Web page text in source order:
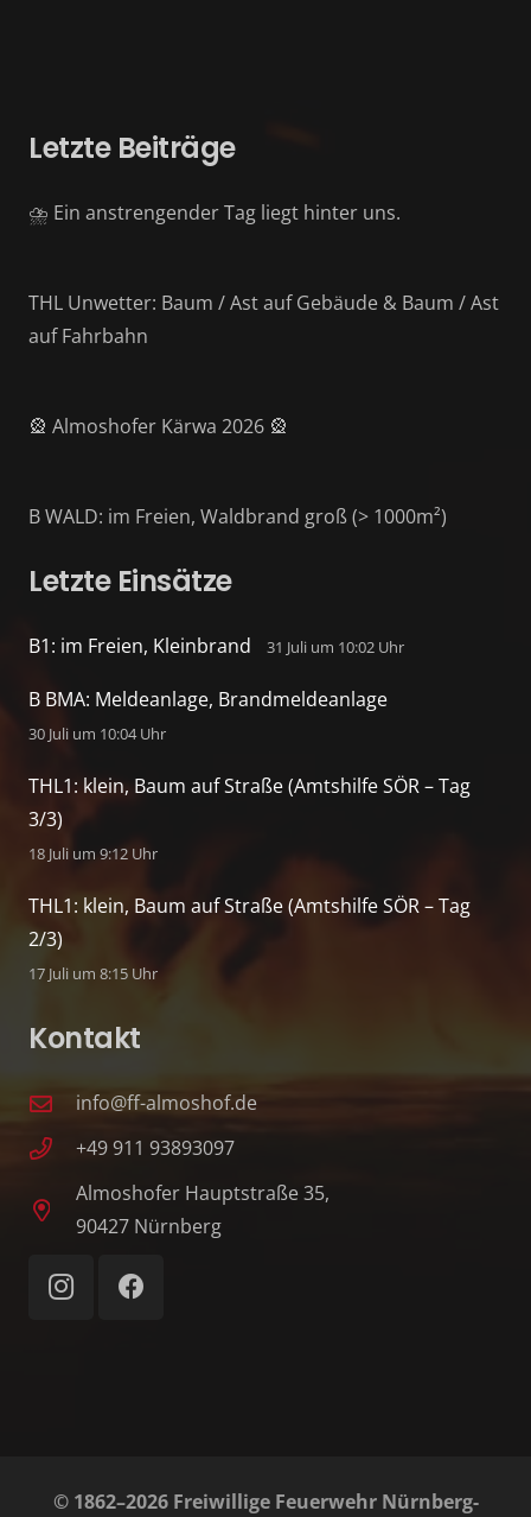
Letzte Beiträge
⛈️ Ein anstrengender Tag liegt hinter uns.
THL Unwetter: Baum / Ast auf Gebäude & Baum / Ast
auf Fahrbahn
🎡 Almoshofer Kärwa 2026 🎡
B WALD: im Freien, Waldbrand groß (> 1000m²)
Letzte Einsätze
B1: im Freien, Kleinbrand 31 Juli um 10:02 Uhr
B BMA: Meldeanlage, Brandmeldeanlage
30 Juli um 10:04 Uhr
THL1: klein, Baum auf Straße (Amtshilfe SÖR – Tag
3/3)
18 Juli um 9:12 Uhr
THL1: klein, Baum auf Straße (Amtshilfe SÖR – Tag
2/3)
17 Juli um 8:15 Uhr
Kontakt
info@ff-almoshof.de
+49 911 93893097
Almoshofer Hauptstraße 35,
90427 Nürnberg
© 1862–2026 Freiwillige Feuerwehr Nürnberg-